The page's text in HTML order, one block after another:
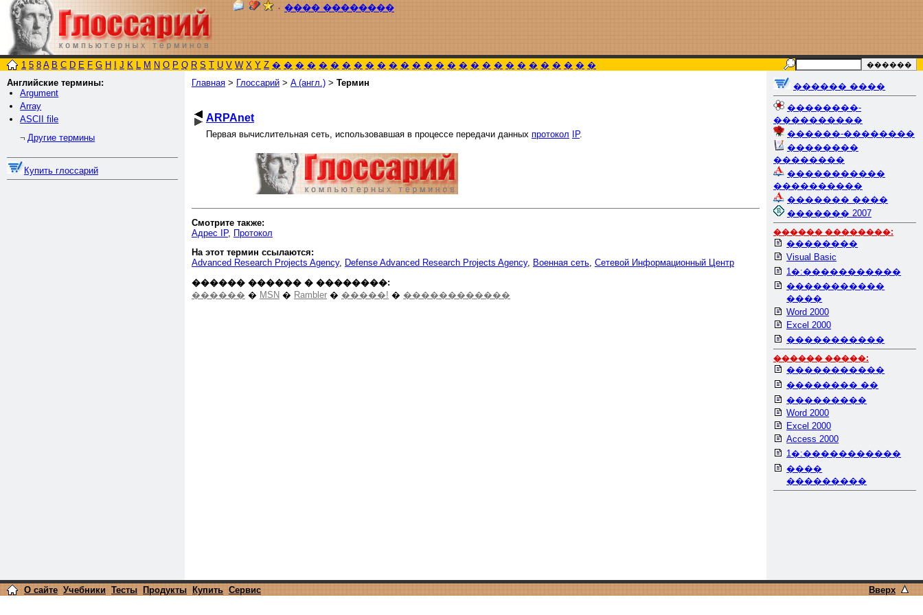
٠ ���� ��������
1 5 8 A B C D E F G H J K L M N O P Q R S T U V W X Y Z � � � � � � � � � � � � � � � � � � � � � � � � � � � �
Английские термины:
Argument
Array
ASCII file
¬ Другие термины
Купить глоссарий
Главная > Глоссарий > A (англ.) > Термин
ARPAnet
Первая вычислительная сеть, использовавшая в процессе передачи данных протокол IP.
Смотрите также:
Адрес IP, Протокол
На этот термин ссылаются:
Advanced Research Projects Agency, Defense Advanced Research Projects Agency, Военная сеть Сетевой Информационный Центр
������ ������ � ��������:
������ � MSN � Rambler � �����! � ������������
������ ����
��������-
����������
������-��������
��������
��������
�����������
����������
������� ����
������� 2007
������ ��������:
��������
Visual Basic
1�:�����������
�����������
����
Word 2000
Excel 2000
�����������
������ �����:
�����������
�������� ��
���������
Word 2000
Excel 2000
Access 2000
1�:�����������
����
���������
О сайте Учебники Тесты Продукты Купить Сервис Вверх